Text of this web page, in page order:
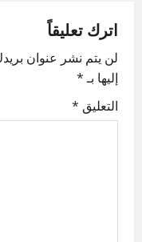
a
v
i
g
اترك تعليقاً
لن يتم نشر عنوان
إليها بـ*
التعليق *